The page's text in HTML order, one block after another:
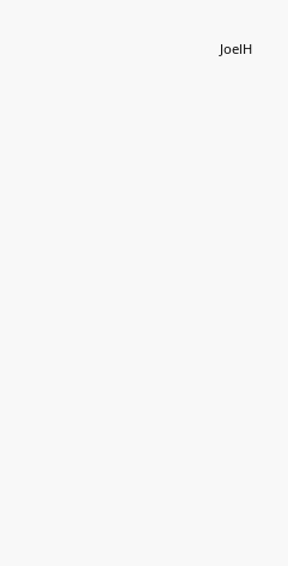
JoelH